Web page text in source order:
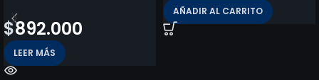
$892.000
LEER MÁS
AÑADIR AL CARRITO